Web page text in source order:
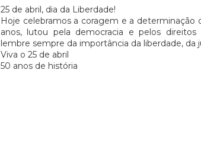
25 de abril, dia da Liberdade!
Hoje celebramos a coragem e a
anos, lutou pela democracia e pelos
lembre sempre da importância da liberdade, da
Viva o 25 de abril
50 anos de história